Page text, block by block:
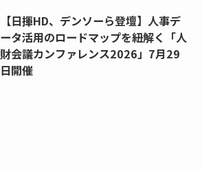
【日揮HD、デンソーら登壇】人事デ
ータ活用のロードマップを紐解く「人
財会議カンファレンス2026」7月29
日開催